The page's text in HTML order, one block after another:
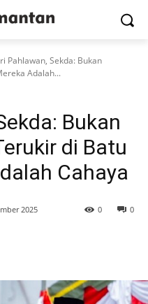
Pahlawan, Sekda: Bukan
Adalah...
Bukan
di Batu
Cahaya
2025 0
0